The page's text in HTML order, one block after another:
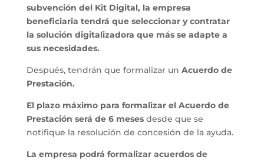
subvención del Kit Digital, la empresa
beneficiaria tendrá que seleccionar y contratar
la solución digitalizadora que más se adapte a
sus necesidades.
Después, tendrán que formalizar un Acuerdo de
Prestación.
El plazo máximo para formalizar el Acuerdo de
Prestación será de 6 meses desde que se
notifique la resolución de concesión de la ayuda.
La empresa podrá formalizar acuerdos de